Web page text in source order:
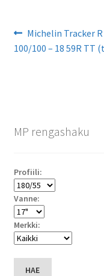
Artikkelien
selaus
Edellinen
artikkeli
Michelin Tracker R
100/100 – 18 59R TT
MP rengashaku
Profiili:
Vanne:
Merkki:
HAE